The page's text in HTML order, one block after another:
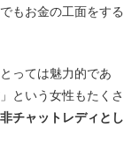
もお金の工面をする
っては魅力的であ
という女性もたくさ
チャットレディとし